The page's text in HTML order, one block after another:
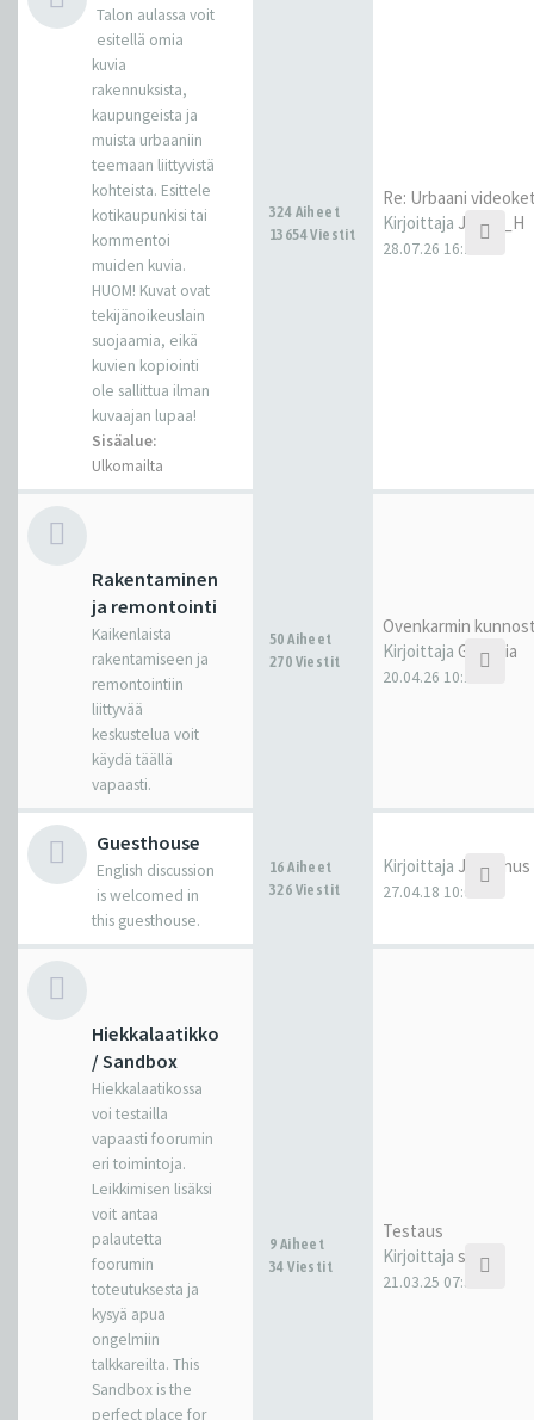
Talon aulassa voit
esitellä omia
kuvia
rakennuksista,
kaupungeista ja
muista urbaaniin
teemaan liittyvistä
kohteista. Esittele
kotikaupunkisi tai
kommentoi
muiden kuvia.
HUOM! Kuvat ovat
tekijänoikeuslain
suojaamia, eikä
kuvien kopiointi
ole sallittua ilman
kuvaajan lupaa!
Sisäalue:
Ulkomailta
324 Aiheet
13654 Viestit
Re: Urbaani
Kirjoittaja Janne_H
28.07.26 16:22
Rakentaminen
ja remontointi
Kaikenlaista
rakentamiseen ja
remontointiin
liittyvää
keskustelua voit
käydä täällä
vapaasti.
50 Aiheet
270 Viestit
Ovenkarmin
Kirjoittaja Gandhia
20.04.26 10:10
Guesthouse
English discussion
is welcomed in
this guesthouse.
16 Aiheet
326 Viestit
Kirjoittaja Juhannus
27.04.18 10:01
Hiekkalaatikko
/ Sandbox
Hiekkalaatikossa
voi testailla
vapaasti foorumin
eri toimintoja.
Leikkimisen lisäksi
voit antaa
palautetta
foorumin
toteutuksesta ja
kysyä apua
ongelmiin
talkkareilta. This
Sandbox is the
perfect place for
9 Aiheet
34 Viestit
Testaus
Kirjoittaja sakkr
21.03.25 07:38